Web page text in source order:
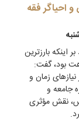
احیاگر فقه
اینکه بارزترین
بود، گفت:
زمان و
جامعه و
نقش مؤثری